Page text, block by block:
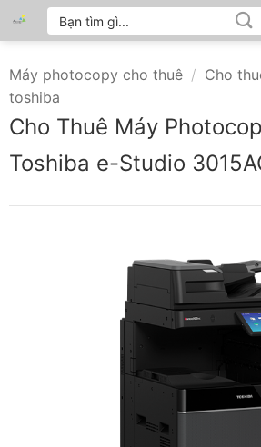
dung
Tìm
kiếm:
Máy photocopy cho thuê / Cho
toshiba
Cho Thuê Máy
Toshiba e-Studio